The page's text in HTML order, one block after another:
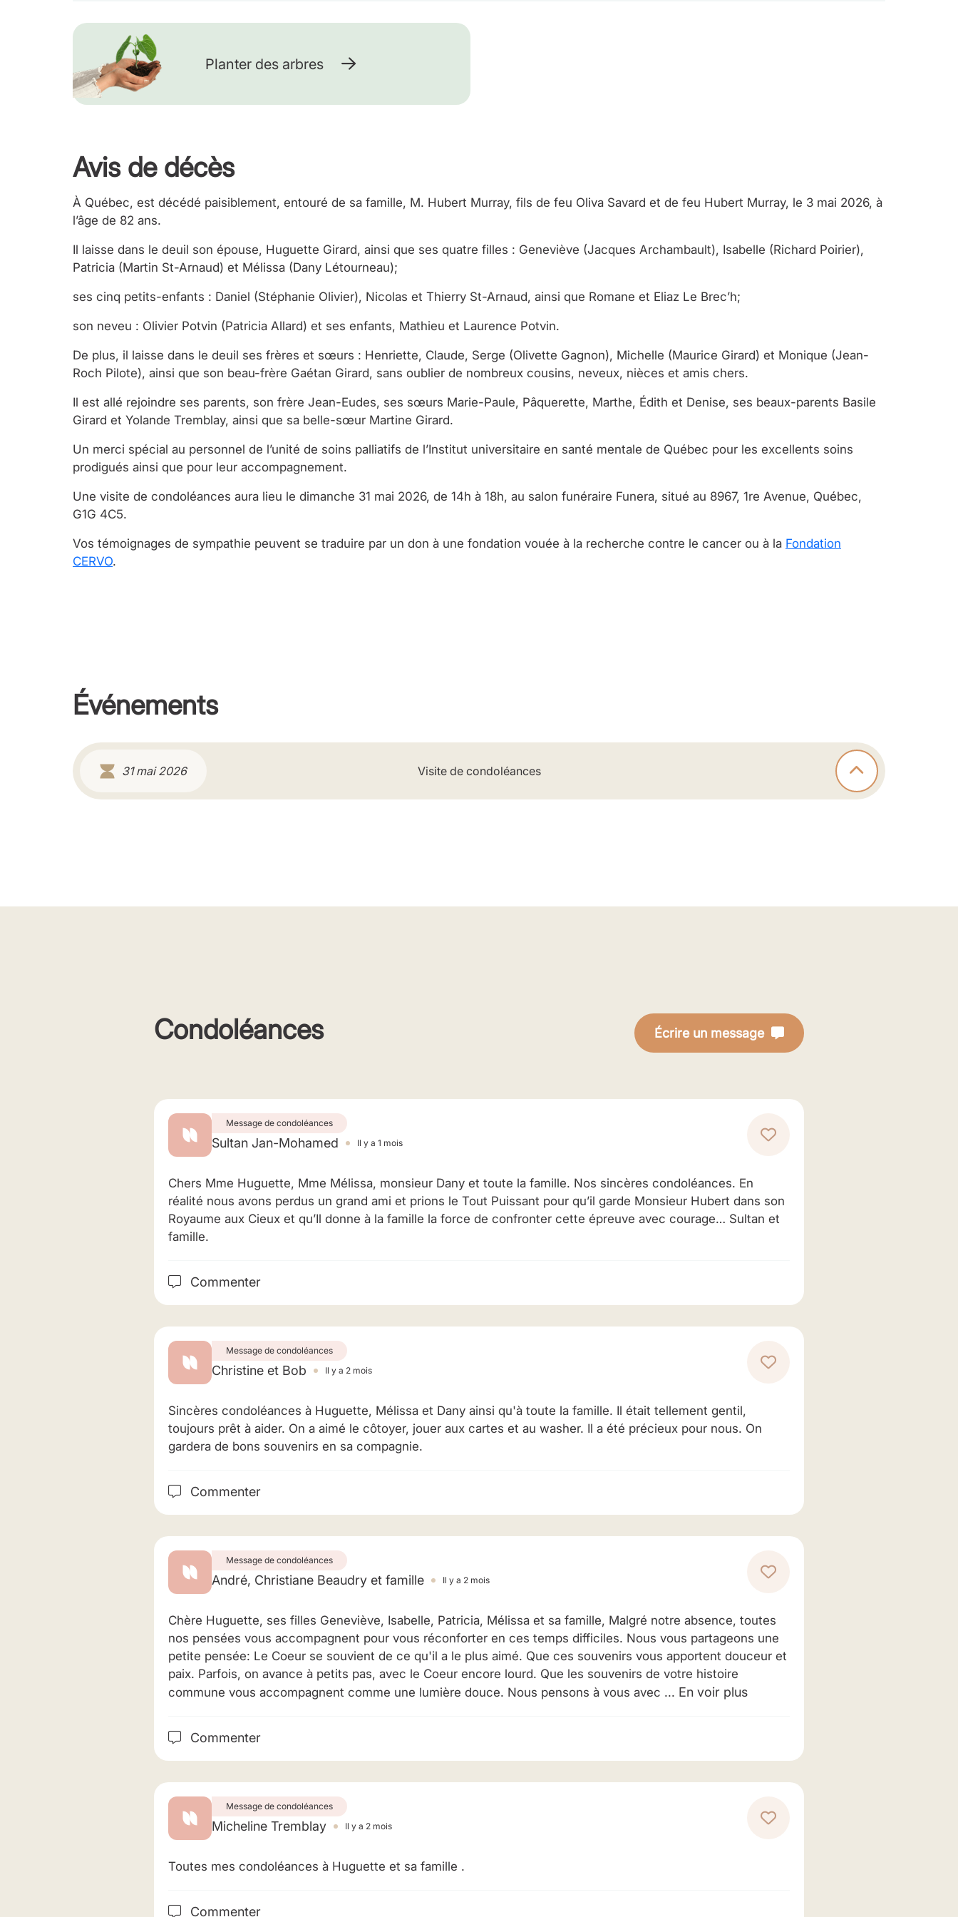
Planter des arbres
Avis de décès
À Québec, est décédé paisiblement, entouré de sa famille, M. Hubert Murray, fils de feu Oliva Savard et de feu Hubert Murray, le 3 mai 2026, à
l’âge de 82 ans.
Il laisse dans le deuil son épouse, Huguette Girard, ainsi que ses quatre filles : Geneviève (Jacques Archambault), Isabelle (Richard Poirier),
Patricia (Martin St-Arnaud) et Mélissa (Dany Létourneau);
ses cinq petits-enfants : Daniel (Stéphanie Olivier), Nicolas et Thierry St-Arnaud, ainsi que Romane et Eliaz Le Brec’h;
son neveu : Olivier Potvin (Patricia Allard) et ses enfants, Mathieu et Laurence Potvin.
De plus, il laisse dans le deuil ses frères et sœurs : Henriette, Claude, Serge (Olivette Gagnon), Michelle (Maurice Girard) et Monique (Jean-
Roch Pilote), ainsi que son beau-frère Gaétan Girard, sans oublier de nombreux cousins, neveux, nièces et amis chers.
Il est allé rejoindre ses parents, son frère Jean-Eudes, ses sœurs Marie-Paule, Pâquerette, Marthe, Édith et Denise, ses beaux-parents Basile
Girard et Yolande Tremblay, ainsi que sa belle-sœur Martine Girard.
Un merci spécial au personnel de l’unité de soins palliatifs de l’Institut universitaire en santé mentale de Québec pour les excellents soins
prodigués ainsi que pour leur accompagnement.
Une visite de condoléances aura lieu le dimanche 31 mai 2026, de 14h à 18h, au salon funéraire Funera, situé au 8967, 1re Avenue, Québec,
G1G 4C5.
Vos témoignages de sympathie peuvent se traduire par un don à une fondation vouée à la recherche contre le cancer ou à la Fondation
CERVO.
Événements
31 mai 2026 Visite de condoléances
Condoléances Écrire un message
Message de condoléances
Sultan Jan-Mohamed Il y a 1 mois
Chers Mme Huguette, Mme Mélissa, monsieur Dany et toute la famille. Nos sincères condoléances. En
réalité nous avons perdus un grand ami et prions le Tout Puissant pour qu’il garde Monsieur Hubert dans son
Royaume aux Cieux et qu’Il donne à la famille la force de confronter cette épreuve avec courage… Sultan et
famille.
Commenter
Message de condoléances
Christine et Bob Il y a 2 mois
Sincères condoléances à Huguette, Mélissa et Dany ainsi qu'à toute la famille. Il était tellement gentil,
toujours prêt à aider. On a aimé le côtoyer, jouer aux cartes et au washer. Il a été précieux pour nous. On
gardera de bons souvenirs en sa compagnie.
Commenter
Message de condoléances
André, Christiane Beaudry et famille Il y a 2 mois
Chère Huguette, ses filles Geneviève, Isabelle, Patricia, Mélissa et sa famille, Malgré notre absence, toutes
nos pensées vous accompagnent pour vous réconforter en ces temps difficiles. Nous vous partageons une
petite pensée: Le Coeur se souvient de ce qu'il a le plus aimé. Que ces souvenirs vous apportent douceur et
paix. Parfois, on avance à petits pas, avec le Coeur encore lourd. Que les souvenirs de votre histoire
commune vous accompagnent comme une lumière douce. Nous pensons à vous avec ... En voir plus
Commenter
Message de condoléances
Micheline Tremblay Il y a 2 mois
Toutes mes condoléances à Huguette et sa famille .
Commenter